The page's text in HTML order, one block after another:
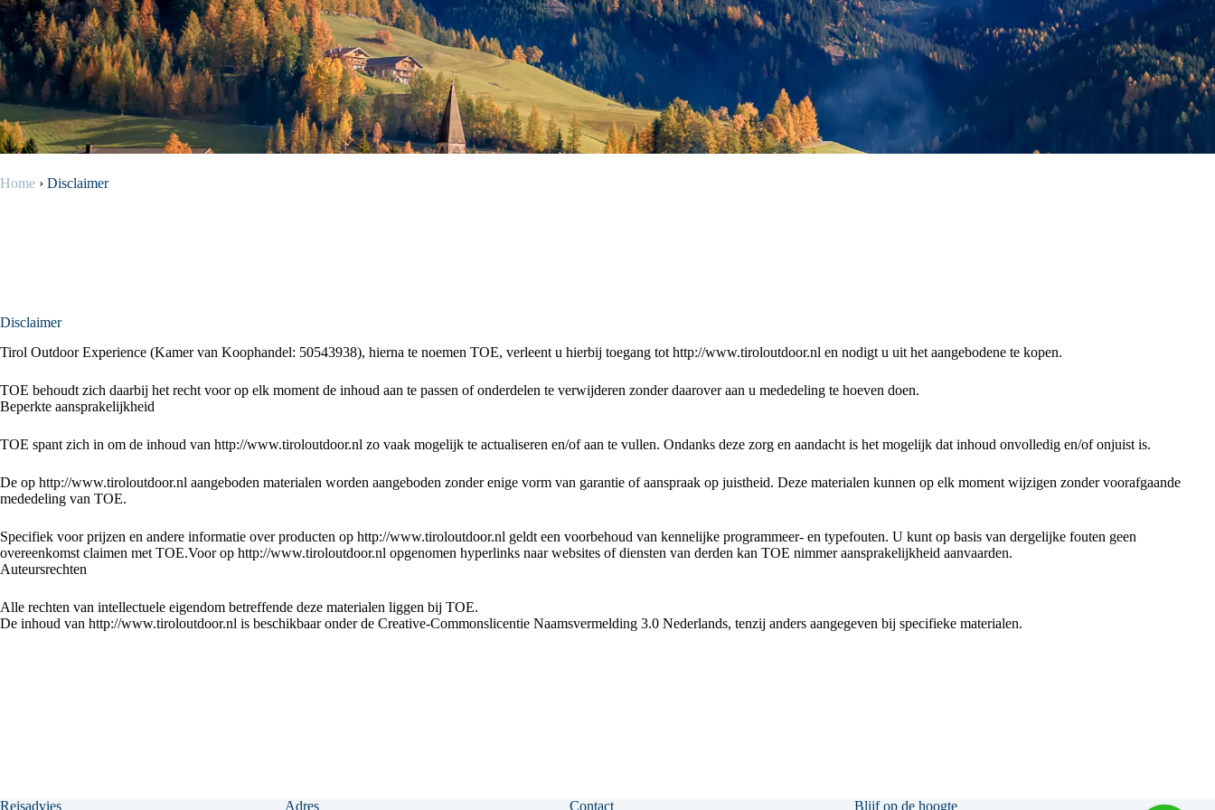
Home › Disclaimer
Disclaimer
Tirol Outdoor Experience (Kamer van Koophandel: 50543938), hierna te noemen TOE, verleent u hierbij toegang tot http://www.tiroloutdoor.nl en nodigt u uit het aangebodene te kopen.
TOE behoudt zich daarbij het recht voor op elk moment de inhoud aan te passen of onderdelen te verwijderen zonder daarover aan u mededeling te hoeven doen.
Beperkte aansprakelijkheid
TOE spant zich in om de inhoud van http://www.tiroloutdoor.nl zo vaak mogelijk te actualiseren en/of aan te vullen. Ondanks deze zorg en aandacht is het mogelijk dat inhoud onvolledig en/of onjuist is.
De op http://www.tiroloutdoor.nl aangeboden materialen worden aangeboden zonder enige vorm van garantie of aanspraak op juistheid. Deze materialen kunnen op elk moment wijzigen zonder voorafgaande
mededeling van TOE.
Specifiek voor prijzen en andere informatie over producten op http://www.tiroloutdoor.nl geldt een voorbehoud van kennelijke programmeer- en typefouten. U kunt op basis van dergelijke fouten geen
overeenkomst claimen met TOE.Voor op http://www.tiroloutdoor.nl opgenomen hyperlinks naar websites of diensten van derden kan TOE nimmer aansprakelijkheid aanvaarden.
Auteursrechten
Alle rechten van intellectuele eigendom betreffende deze materialen liggen bij TOE.
De inhoud van http://www.tiroloutdoor.nl is beschikbaar onder de Creative-Commonslicentie Naamsvermelding 3.0 Nederlands, tenzij anders aangegeven bij specifieke materialen.
Reisadvies Adres Contact Blijf op de hoogte